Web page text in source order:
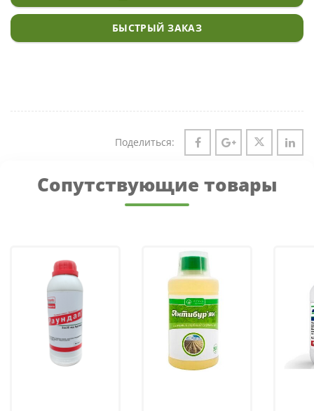
БЫСТРЫЙ ЗАКАЗ
Поделиться:
Сопутствующие товары